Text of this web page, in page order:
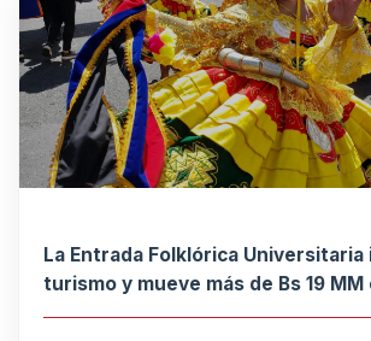
La Entrada Folklórica Universitaria
turismo y mueve más de Bs 19 MM